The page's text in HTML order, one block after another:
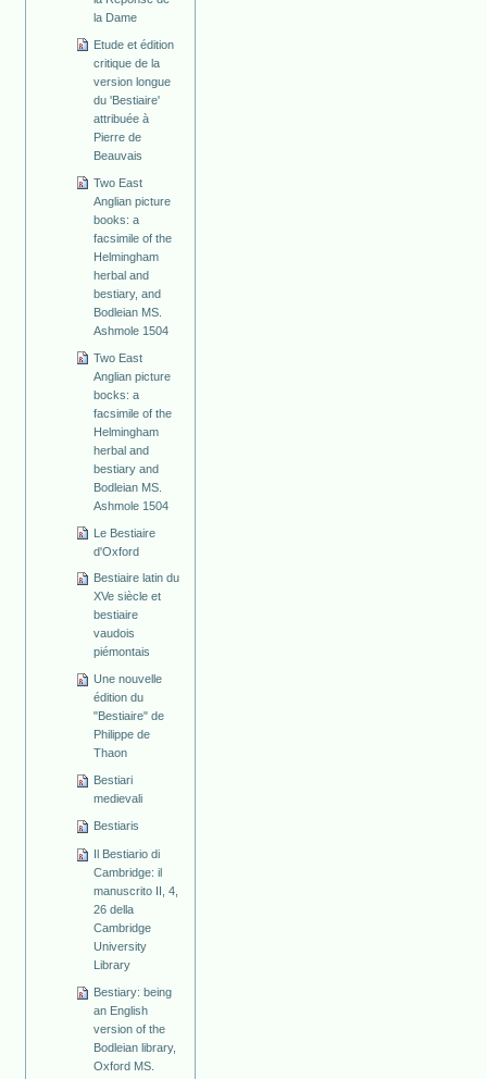
la Dame
Etude et édition
critique de la
version longue
du 'Bestiaire'
attribuée à
Pierre de
Beauvais
Two East
Anglian picture
books: a
facsimile of the
Helmingham
herbal and
bestiary, and
Bodleian MS.
Ashmole 1504
Two East
Anglian picture
bocks: a
facsimile of the
Helmingham
herbal and
bestiary and
Bodleian MS.
Ashmole 1504
Le Bestiaire
d'Oxford
Bestiaire latin du
XVe siècle et
bestiaire
vaudois
piémontais
Une nouvelle
édition du
"Bestiaire" de
Philippe de
Thaon
Bestiari
medievali
Bestiaris
Il Bestiario di
Cambridge: il
manuscrito II, 4,
26 della
Cambridge
University
Library
Bestiary: being
an English
version of the
Bodleian library,
Oxford MS.